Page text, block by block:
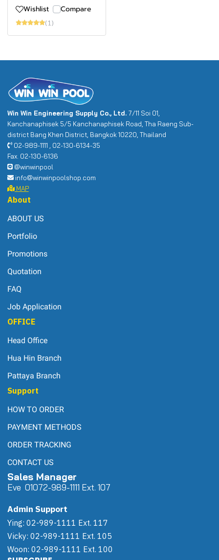
Wishlist Compare
(1)
Win Win Engineering Supply Co., Ltd. 7/11 Soi 01,
Kanchanaphisek 5/5 Kanchanaphisek Road, Tha Raeng Sub-
district Bang Khen District, Bangkok 10220, Thailand
02-989-1111 , 02-130-6134-35
Fax. 02-130-6136
@winwinpool
info@winwinpoolshop.com
MAP
About
ABOUT US
Portfolio
Promotions
Quotation
FAQ
Job Application
OFFICE
Head Office
Hua Hin Branch
Pattaya Branch
Support
HOW TO ORDER
PAYMENT METHODS
ORDER TRACKING
CONTACT US
Sales Manager
Eve 01072-989-1111 Ext. 107
Admin Support
Ying: 02-989-1111 Ext. 117
Vicky: 02-989-1111 Ext. 105
Woon: 02-989-1111 Ext. 100